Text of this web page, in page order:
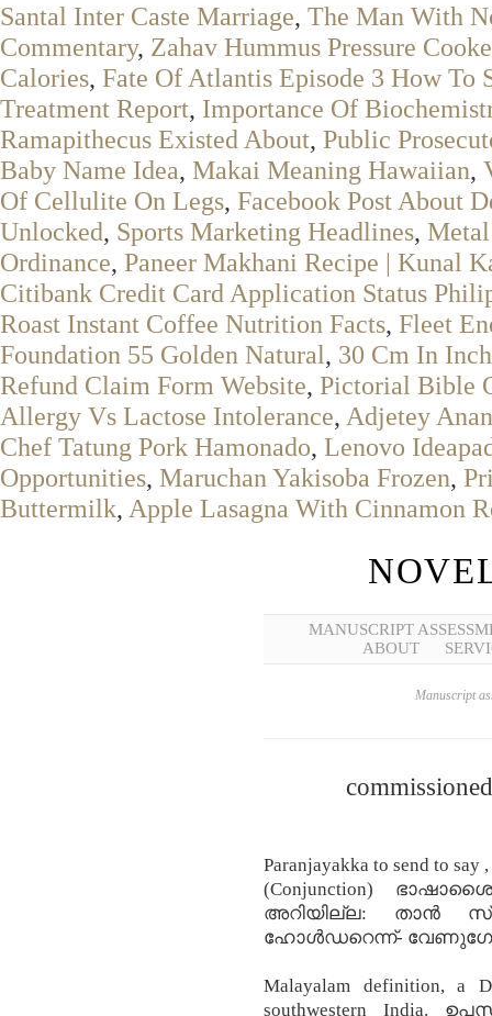
Santal Inter Caste Marriage, The Man With
Commentary, Zahav Hummus Pressure
Calories, Fate Of Atlantis Episode 3 How To
Treatment Report, Importance Of
Ramapithecus Existed About, Public
Baby Name Idea, Makai Meaning Hawaiian,
Of Cellulite On Legs, Facebook Post About
Unlocked, Sports Marketing Headlines,
Ordinance, Paneer Makhani Recipe | Kunal
Citibank Credit Card Application Status
Roast Instant Coffee Nutrition Facts, Fleet
Foundation 55 Golden Natural, 30 Cm In
Refund Claim Form Website, Pictorial Bible
Allergy Vs Lactose Intolerance, Adjetey
Chef Tatung Pork Hamonado, Lenovo
Opportunities, Maruchan Yakisoba Frozen,
Buttermilk, Apple Lasagna With Cinnamon
MANUSCRIPT
ABOUT
Manuscript
Paranjayakka to send to
(Conjunction)
അറിയില്ല: താൻ
ഹോൾഡറെന്ന്-
Malayalam definition, a
southwestern India.